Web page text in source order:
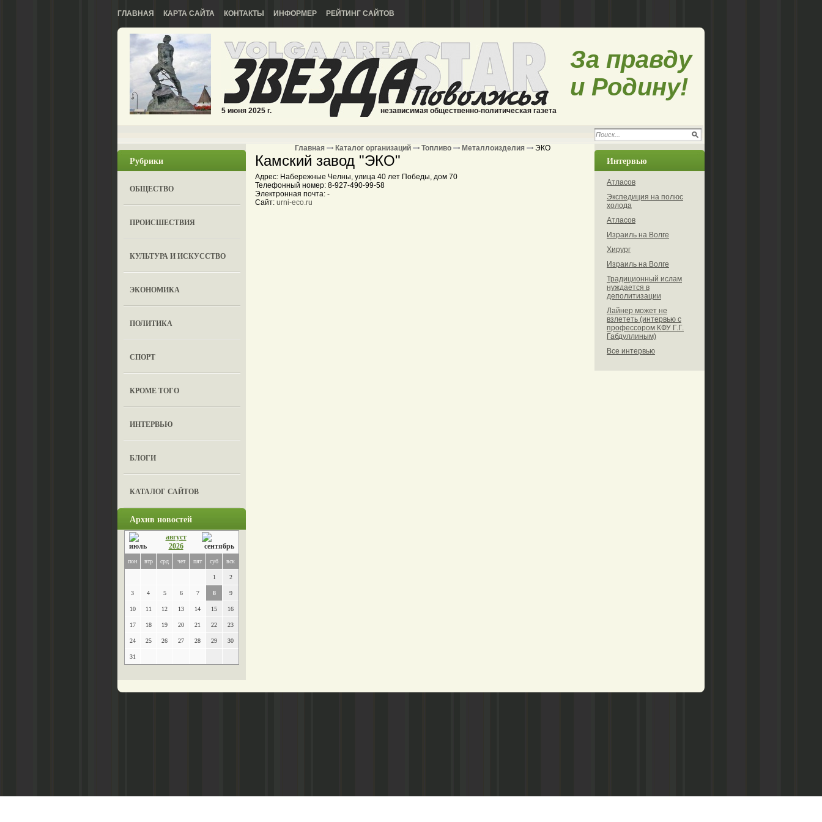
ГЛАВНАЯ КАРТА САЙТА КОНТАКТЫ ИНФОРМЕР РЕЙТИНГ САЙТОВ
5 июня 2025 г. независимая общественно-политическая газета
За правду
и Родину!
Рубрики
ОБЩЕСТВО
ПРОИСШЕСТВИЯ
КУЛЬТУРА И ИСКУССТВО
ЭКОНОМИКА
ПОЛИТИКА
СПОРТ
КРОМЕ ТОГО
ИНТЕРВЬЮ
БЛОГИ
КАТАЛОГ САЙТОВ
Архив новостей
август
2026
пон втр срд чет пят суб вск
1 2
3 4 5 6 7 8 9
10 11 12 13 14 15 16
17 18 19 20 21 22 23
24 25 26 27 28 29 30
31
Главная Каталог организаций Топливо Металлоизделия ЭКО
Камский завод "ЭКО"
Адрес: Набережные Челны, улица 40 лет Победы, дом 70
Телефонный номер: 8-927-490-99-58
Электронная почта: -
Сайт: urni-eco.ru
Интервью
Атласов
Экспедиция на полюс
холода
Атласов
Израиль на Волге
Хирург
Израиль на Волге
Традиционный ислам
нуждается в
деполитизации
Лайнер может не
взлететь (интервью с
профессором КФУ Г.Г.
Габдуллиным)
Все интервью